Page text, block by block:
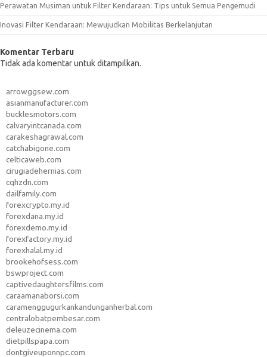
Perawatan Musiman untuk Filter Kendaraan: Tips untuk Semua Pengemudi
Inovasi Filter Kendaraan: Mewujudkan Mobilitas Berkelanjutan
Komentar Terbaru
Tidak ada komentar untuk ditampilkan.
arrowggsew.com
asianmanufacturer.com
bucklesmotors.com
calvaryintcanada.com
carakeshagrawal.com
catchabigone.com
celticaweb.com
cirugiadehernias.com
cqhzdn.com
dailfamily.com
forexcrypto.my.id
forexdana.my.id
forexdemo.my.id
forexfactory.my.id
forexhalal.my.id
brookehofsess.com
bswproject.com
captivedaughtersfilms.com
caraamanaborsi.com
caramenggugurkankandunganherbal.com
centralobatpembesar.com
deleuzecinema.com
dietpillspapa.com
dontgiveuponnpc.com